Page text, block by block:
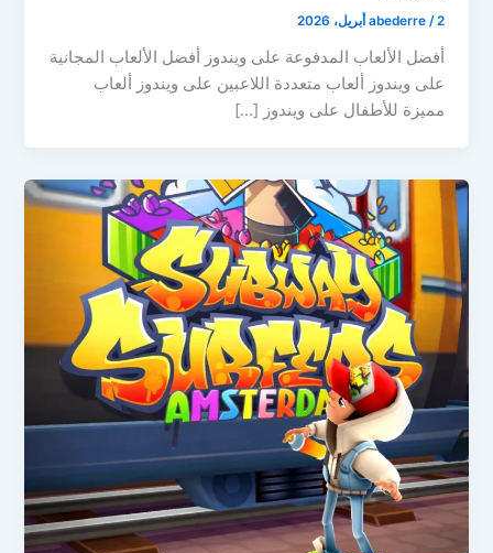
abederre /2 أبريل، 2026
أفضل الألعاب المدفوعة على ويندوز أفضل الألعاب المجانية
على ويندوز ألعاب متعددة اللاعبين على ويندوز ألعاب
مميزة للأطفال على ويندوز […]